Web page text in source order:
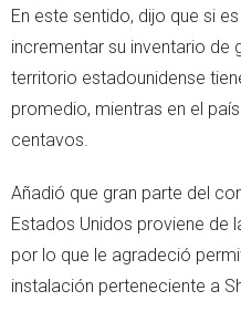
En este sentido, dijo que si
incrementar su inventario de
territorio estadounidense
promedio, mientras en el
centavos.
Añadió que gran parte del
Estados Unidos proviene de
por lo que le agradeció
instalación perteneciente a